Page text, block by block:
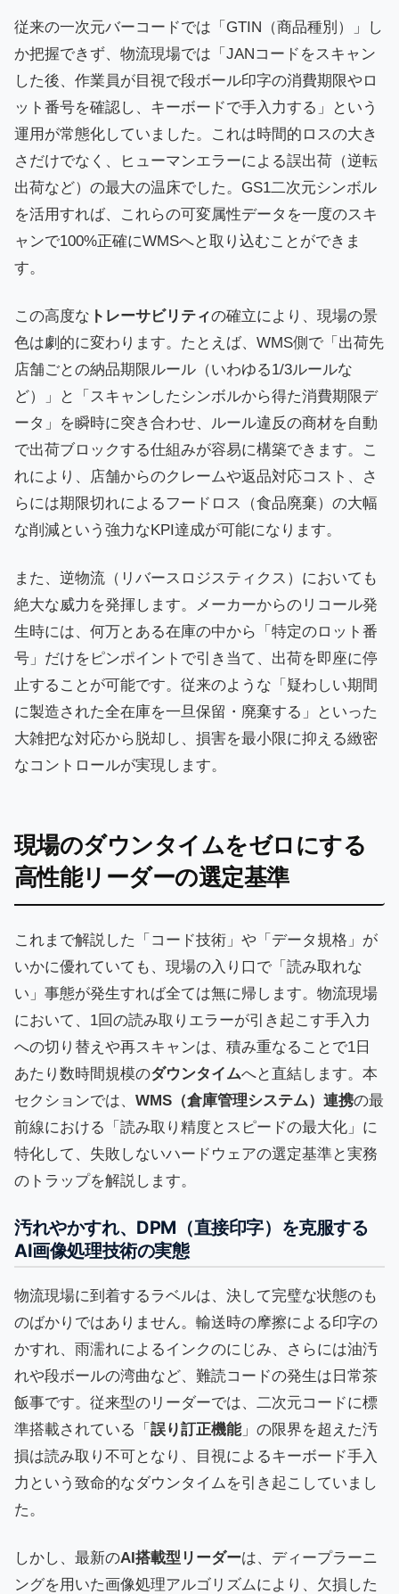
従来の一次元バーコードでは「GTIN（商品種別）」し
か把握できず、物流現場では「JANコードをスキャン
した後、作業員が目視で段ボール印字の消費期限やロ
ット番号を確認し、キーボードで手入力する」という
運用が常態化していました。これは時間的ロスの大き
さだけでなく、ヒューマンエラーによる誤出荷（逆転
出荷など）の最大の温床でした。GS1二次元シンボル
を活用すれば、これらの可変属性データを一度のスキ
ャンで100%正確にWMSへと取り込むことができま
す。
この高度な トレーサビリティの確立により、現場の景
色は劇的に変わります。たとえば、WMS側で「出荷先
店舗ごとの納品期限ルール（いわゆる1/3ルールな
ど）」と「スキャンしたシンボルから得た消費期限デ
ータ」を瞬時に突き合わせ、ルール違反の商材を自動
で出荷ブロックする仕組みが容易に構築できます。こ
れにより、店舗からのクレームや返品対応コスト、さ
らには期限切れによるフードロス（食品廃棄）の大幅
な削減という強力なKPI達成が可能になります。
また、逆物流（リバースロジスティクス）においても
絶大な威力を発揮します。メーカーからのリコール発
生時には、何万とある在庫の中から「特定のロット番
号」だけをピンポイントで引き当て、出荷を即座に停
止することが可能です。従来のような「疑わしい期間
に製造された全在庫を一旦保留・廃棄する」といった
大雑把な対応から脱却し、損害を最小限に抑える緻密
なコントロールが実現します。
現場のダウンタイムをゼロにする
高性能リーダーの選定基準
これまで解説した「コード技術」や「データ規格」が
いかに優れていても、現場の入り口で「読み取れな
い」事態が発生すれば全ては無に帰します。物流現場
において、1回の読み取りエラーが引き起こす手入力
への切り替えや再スキャンは、積み重なることで1日
あたり数時間規模のダウンタイムへと直結します。本
セクションでは、 WMS（倉庫管理システム）連携の最
前線における「読み取り精度とスピードの最大化」に
特化して、失敗しないハードウェアの選定基準と実務
のトラップを解説します。
汚れやかすれ、DPM（直接印字）を克服する
AI画像処理技術の実態
物流現場に到着するラベルは、決して完璧な状態のも
のばかりではありません。輸送時の摩擦による印字の
かすれ、雨濡れによるインクのにじみ、さらには油汚
れや段ボールの湾曲など、難読コードの発生は日常茶
飯事です。従来型のリーダーでは、二次元コードに標
準搭載されている「 誤り訂正機能」の限界を超えた汚
損は読み取り不可となり、目視によるキーボード手入
力という致命的なダウンタイムを引き起こしていまし
た。
しかし、最新のAI搭載型リーダーは、ディープラーニ
ングを用いた画像処理アルゴリズムにより、欠損した